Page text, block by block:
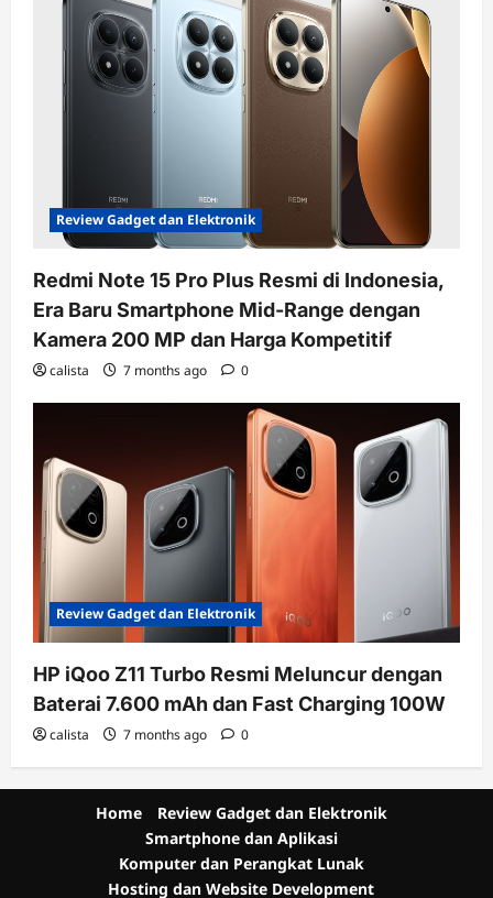
Review Gadget dan Elektronik
Redmi Note 15 Pro Plus Resmi di Indonesia,
Era Baru Smartphone Mid-Range dengan
Kamera 200 MP dan Harga Kompetitif
calista 7 months ago 0
Review Gadget dan Elektronik
HP iQoo Z11 Turbo Resmi Meluncur dengan
Baterai 7.600 mAh dan Fast Charging 100W
calista 7 months ago 0
Home
Review Gadget dan Elektronik
Smartphone dan Aplikasi
Komputer dan Perangkat Lunak
Hosting dan Website Development